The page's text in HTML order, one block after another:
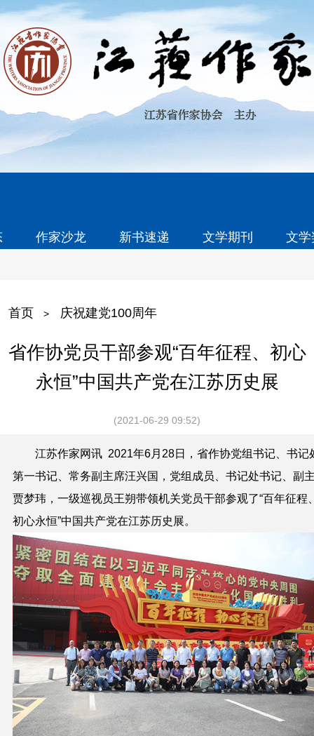
作家沙龙 新书速递 文学期刊 文
首页 > 庆祝建党100周年
省作协党员干部参观“百年征程、初心
永恒”中国共产党在江苏历史展
(2021-06-29 09:52)
江苏作家网讯 2021年6月 28日，省作协党组书记、书记
第一书记、常务副主席汪兴国，党组成员、书记处书记、副
贾梦玮，一级巡视员王朔带领机关党员干部参观了“百年征程
初心永恒”中国共产党在江苏历史展。